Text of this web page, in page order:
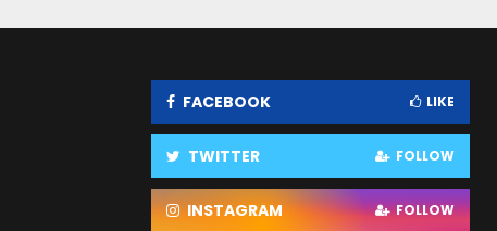
FACEBOOK LIKE
TWITTER FOLLOW
INSTAGRAM FOLLOW